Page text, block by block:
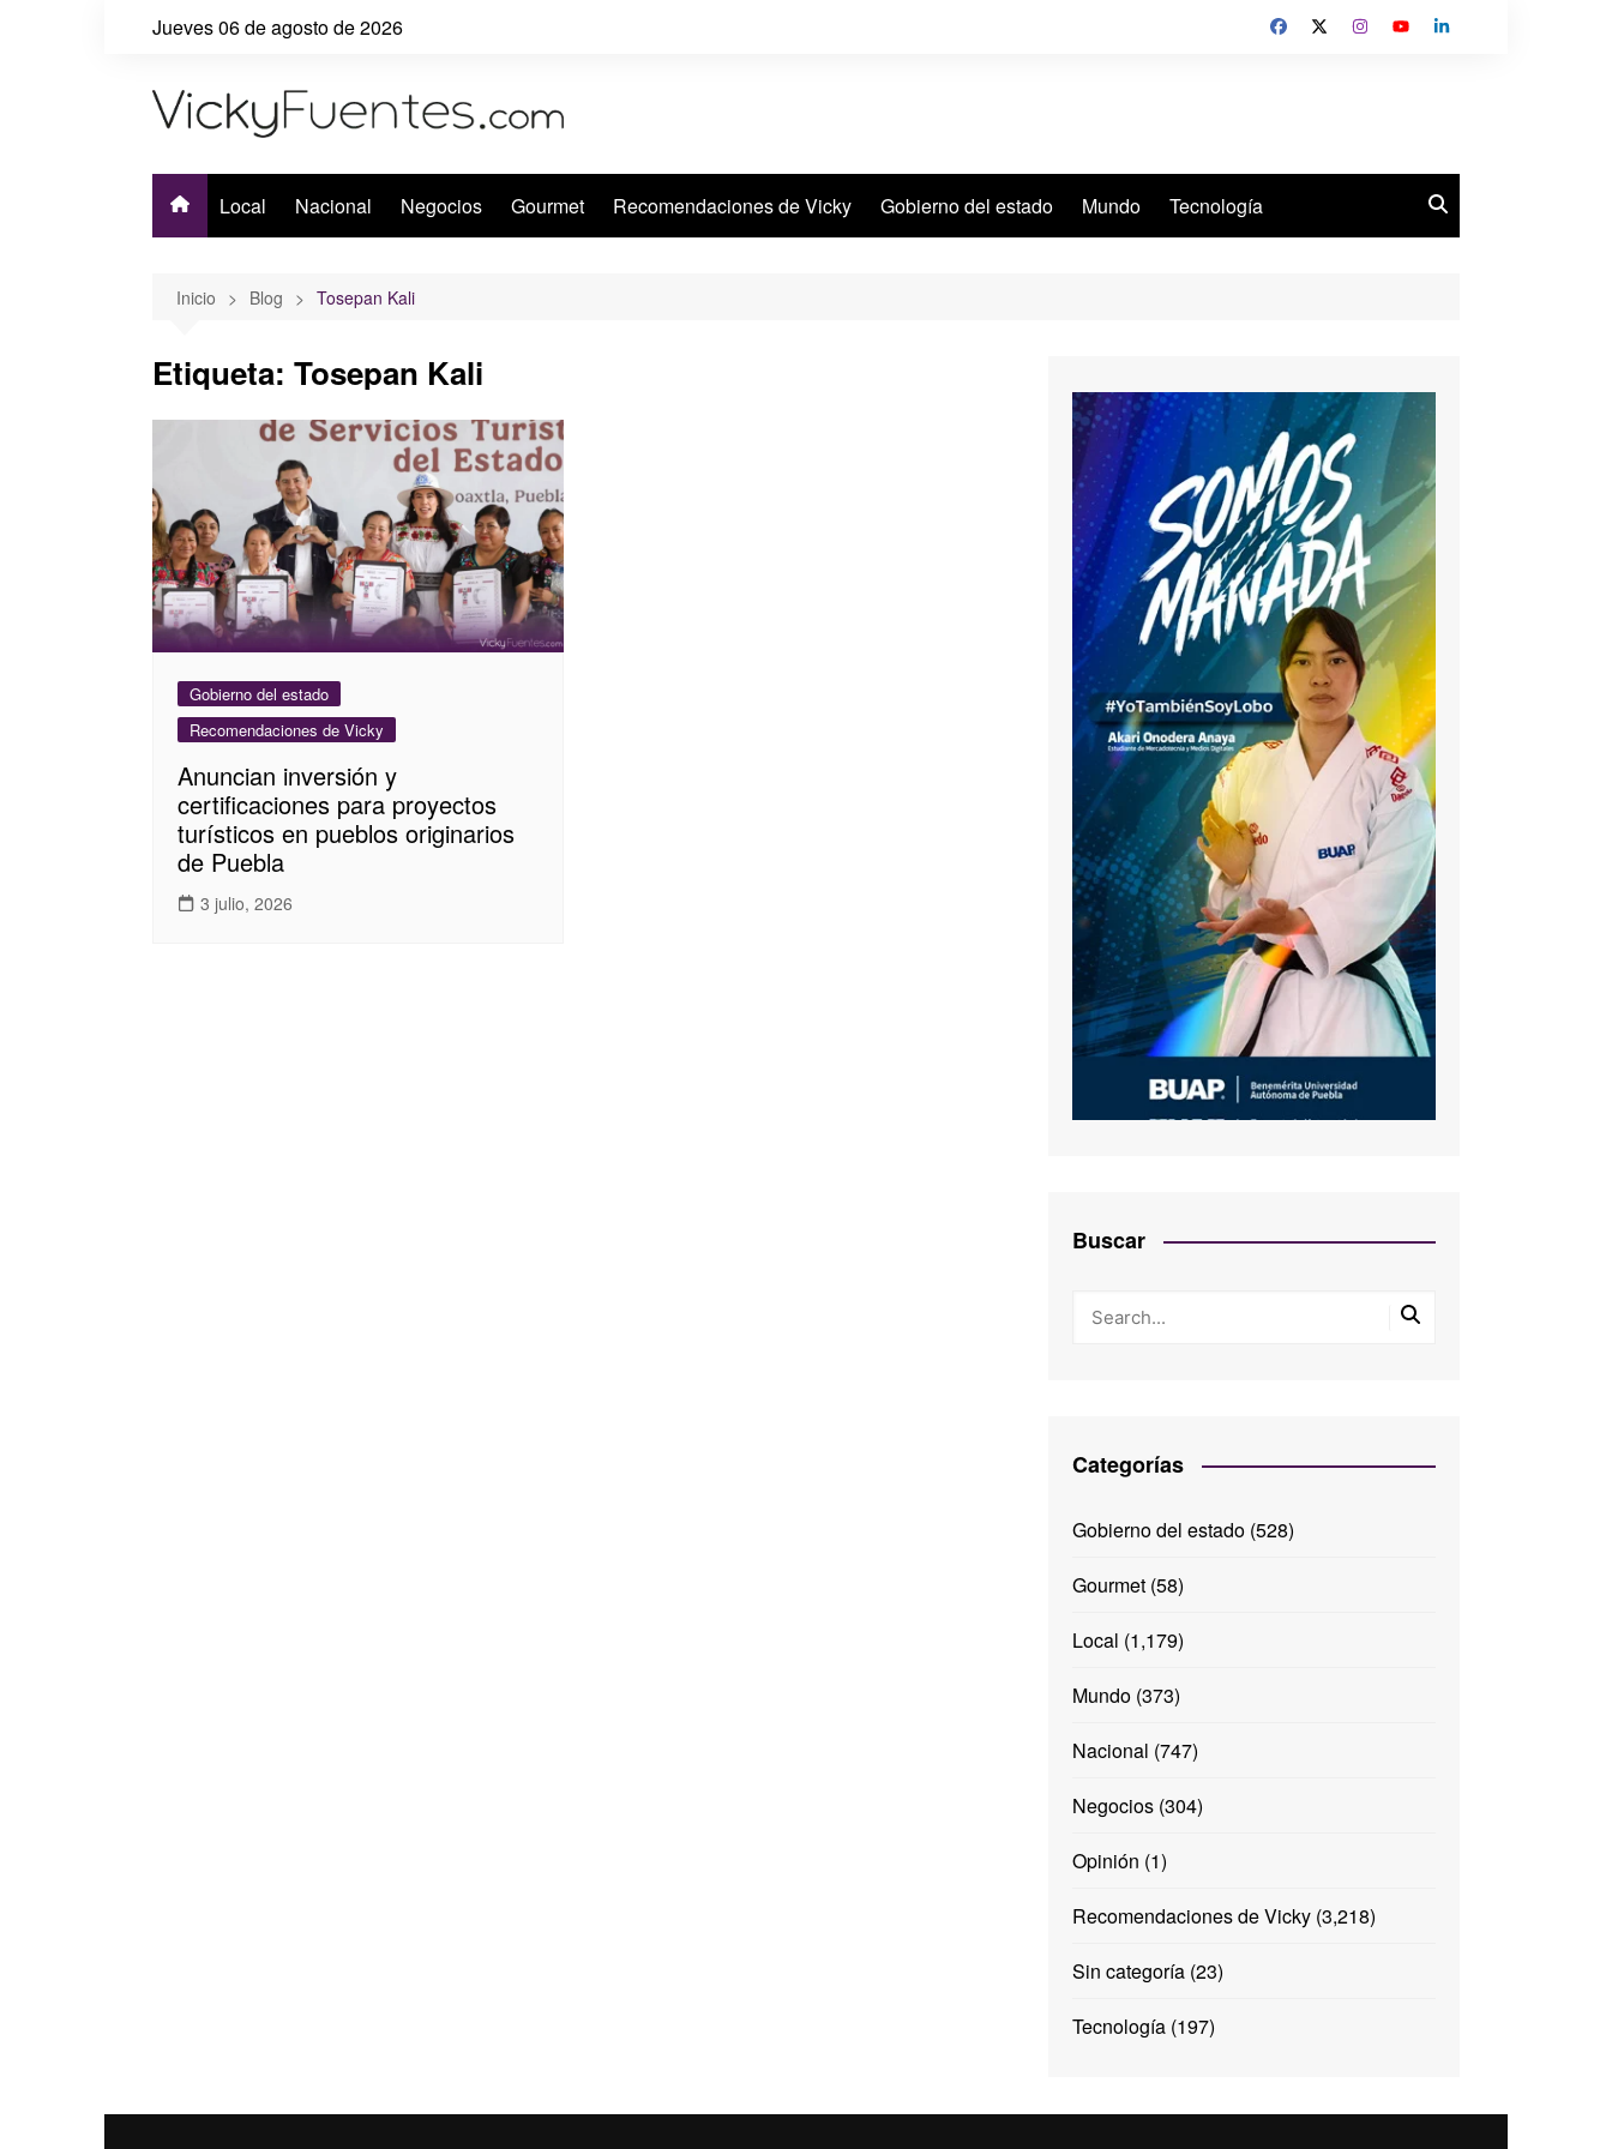
Jueves 06 de agosto de 2026
Local Nacional Negocios Gourmet Recomendaciones de Vicky Gobierno del estado Mundo Tecnología
Inicio Blog Tosepan Kali
Etiqueta: Tosepan Kali
Gobierno del estado
Recomendaciones de Vicky
Anuncian inversión y
certificaciones para proyectos
turísticos en pueblos originarios
de Puebla
3 julio, 2026
Buscar
Categorías
Gobierno del estado(528)
Gourmet(58)
Local (1,179)
Mundo(373)
Nacional (747)
Negocios(304)
Opinión (1)
Recomendaciones de Vicky(3,218)
Sin categoría(23)
Tecnología(197)